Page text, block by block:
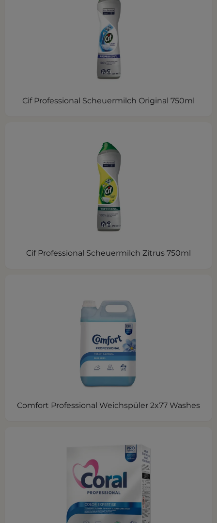
Cif Professional Scheuermilch Original 750ml
Cif Professional Scheuermilch Zitrus 750ml
Comfort Professional Weichspüler 2x77 Washes